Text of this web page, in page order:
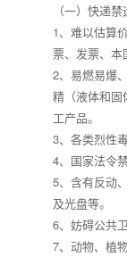
（一）快递
1、难以估算
票、发票、本
2、易燃易爆
精（液体和固
工产品。
3、各类烈性
4、国家法令
5、含有反动
及光盘等。
6、妨碍公共
7、动物、植